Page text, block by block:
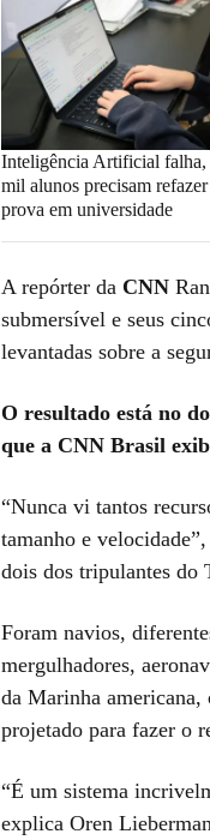
Inteligência Artificial falha,
mil alunos precisam refazer
prova em universidade
A repórter da CNN
submersível e seus
levantadas sobre a
O resultado está no
que a CNN Brasil
“Nunca vi tantos
tamanho e
dois dos tripulantes do
Foram navios,
mergulhadores,
da Marinha americana,
projetado para fazer o
“É um sistema
explica Oren